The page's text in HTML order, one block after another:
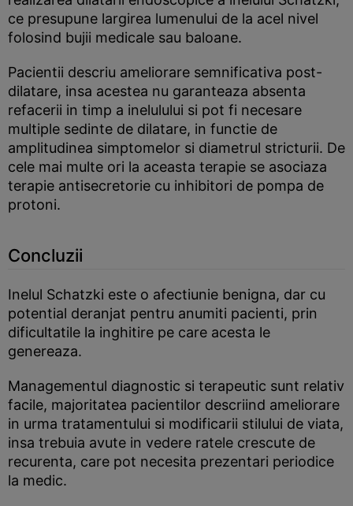
ce presupune largirea lumenului de la acel nivel
folosind bujii medicale sau baloane.
Pacientii descriu ameliorare semnificativa post-
dilatare, insa acestea nu garanteaza absenta
refacerii in timp a inelulului si pot fi necesare
multiple sedinte de dilatare, in functie de
amplitudinea simptomelor si diametrul stricturii. De
cele mai multe ori la aceasta terapie se asociaza
terapie antisecretorie cu inhibitori de pompa de
protoni.
Concluzii
Inelul Schatzki este o afectiunie benigna, dar cu
potential deranjat pentru anumiti pacienti, prin
dificultatile la inghitire pe care acesta le
genereaza.
Managementul diagnostic si terapeutic sunt relativ
facile, majoritatea pacientilor descriind ameliorare
in urma tratamentului si modificarii stilului de viata,
insa trebuia avute in vedere ratele crescute de
recurenta, care pot necesita prezentari periodice
la medic.